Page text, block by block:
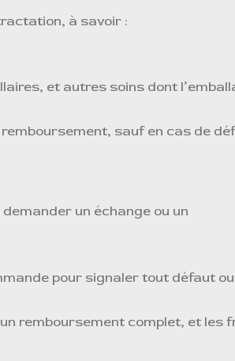
à savoir :
et autres soins dont
sauf en cas de
un échange ou un
pour signaler tout défaut ou
remboursement complet, et les